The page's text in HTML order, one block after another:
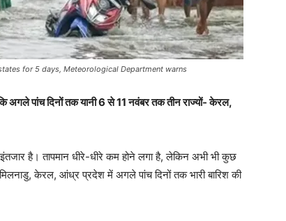
for 5 days, Meteorological Department warns
अगले पांच दिनों तक यानी 6 से 11 नवंबर तक तीन राज्यों- केरल,
है। तापमान धीरे-धीरे कम होने लगा है, लेकिन अभी भी कुछ
केरल, आंध्र प्रदेश में अगले पांच दिनों तक भारी बारिश की